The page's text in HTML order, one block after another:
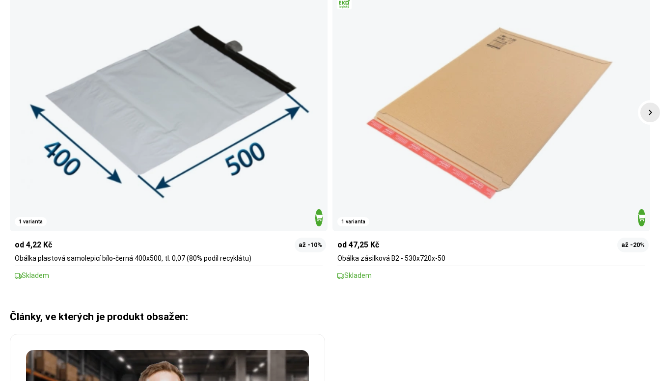
1 varianta
od 4,22 Kč až -10%
Obálka plastová samolepicí bílo-černá 400x500, tl. 0,07 (80% podíl recyklátu)
Skladem
1 varianta
od 47,25 Kč až -20%
Obálka zásilková B2 - 530x720x-50
Skladem
Články, ve kterých je produkt obsažen: